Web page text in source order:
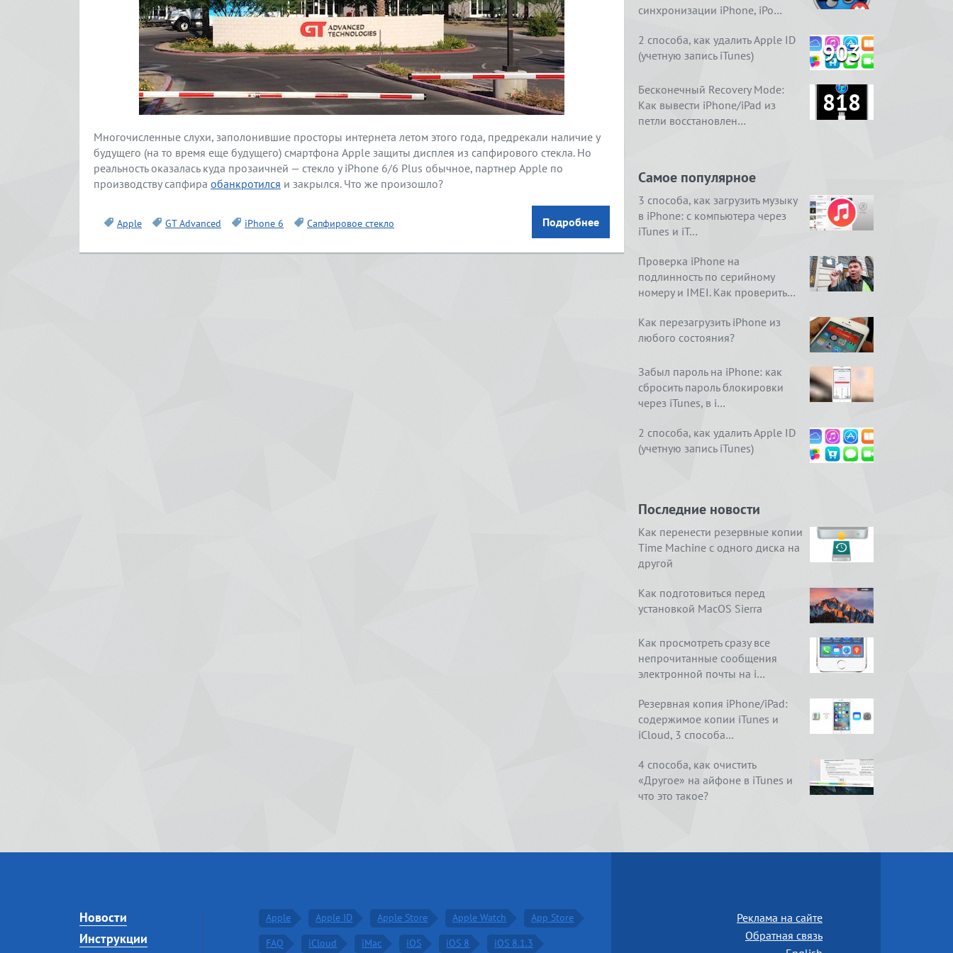
Многочисленные слухи, заполонившие просторы интернета летом этого года, предрекали наличие у
будущего (на то время еще будущего) смартфона Apple защиты дисплея из сапфирового стекла. Но
реальность оказалась куда прозаичней — стекло у iPhone 6/6 Plus обычное, партнер Apple по
производству сапфира обанкротился и закрылся. Что же произошло?
Apple GT Advanced iPhone 6 Сапфировое стекло Подробнее
синхронизации iPhone, iPo…
2 способа, как удалить Apple ID
(учетную запись iTunes)
903
Бесконечный Recovery Mode:
Как вывести iPhone/iPad из
петли восстановлен…
818
Самое популярное
3 способа, как загрузить музыку
в iPhone: с компьютера через
iTunes и iT…
Проверка iPhone на
подлинность по серийному
номеру и IMEI. Как проверить…
Как перезагрузить iPhone из
любого состояния?
Забыл пароль на iPhone: как
сбросить пароль блокировки
через iTunes, в i…
2 способа, как удалить Apple ID
(учетную запись iTunes)
Последние новости
Как перенести резервные копии
Time Machine с одного диска на
другой
Как подготовиться перед
установкой MacOS Sierra
Как просмотреть сразу все
непрочитанные сообщения
электронной почты на i…
Резервная копия iPhone/iPad:
содержимое копии iTunes и
iCloud, 3 способа…
4 способа, как очистить
«Другое» на айфоне в iTunes и
что это такое?
Новости
Инструкции
Apple Apple ID Apple Store Apple Watch
App Store
FAQ
iCloud iMac iOS iOS 8 iOS 8.1.3
Реклама на сайте
Обратная связь